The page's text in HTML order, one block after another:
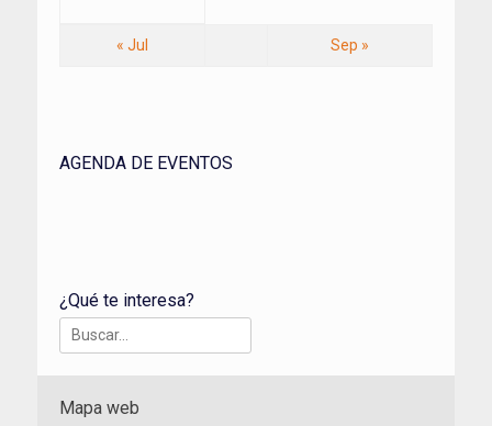
« Jul Sep »
AGENDA DE EVENTOS
¿Qué te interesa?
Buscar:
Mapa web